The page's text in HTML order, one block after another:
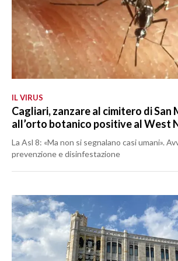
IL VIRUS
Cagliari, zanzare al cimitero di San
all’orto botanico positive al West
La Asl 8: «Ma non si segnalano casi umani».
prevenzione e disinfestazione